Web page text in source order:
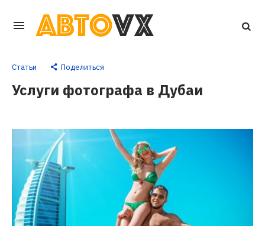
Перейти
основному
контенту
Статьи Поделиться
Услуги фотографа в Дубаи